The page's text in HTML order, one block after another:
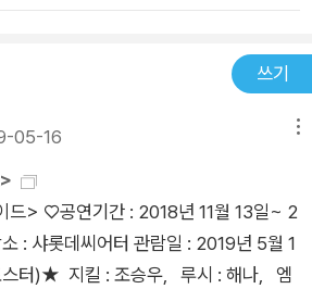
듯 우리 주변 이웃이거나 번듯하고 사회
‘흔한’ 사람인 것을 보면....1800년대 소
을 아주 제대로 꿰뚫어본 것을 알 수 있
내용을 알 것이기에 스포가 될 수도 있
사는 선이라는 지킬, 악이라는 하이드 사
고 만다. 노인이 될때까지 본인의 위치와
적이고 선한것만 추구한 지킬 박사가 실
악인 ‘하이드’를 통해 욕구를 해소하는
람들이 느끼듯 ‘일탈’의 유혹은 우리 주
쓰기
05-16
드> ♡공연기간 : 2018년 11월 13일~ 2
: 샤롯데씨어터 관람일 : 2019년 5월 1
스터)★ 지킬 : 조승우, 루시 : 해나, 엠